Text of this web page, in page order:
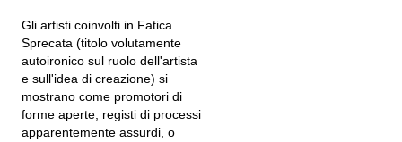
Gli artisti coinvolti in Fatica
Sprecata (titolo volutamente
autoironico sul ruolo dell'artista
e sull'idea di creazione) si
mostrano come promotori di
forme aperte, registi di processi
apparentemente assurdi, o